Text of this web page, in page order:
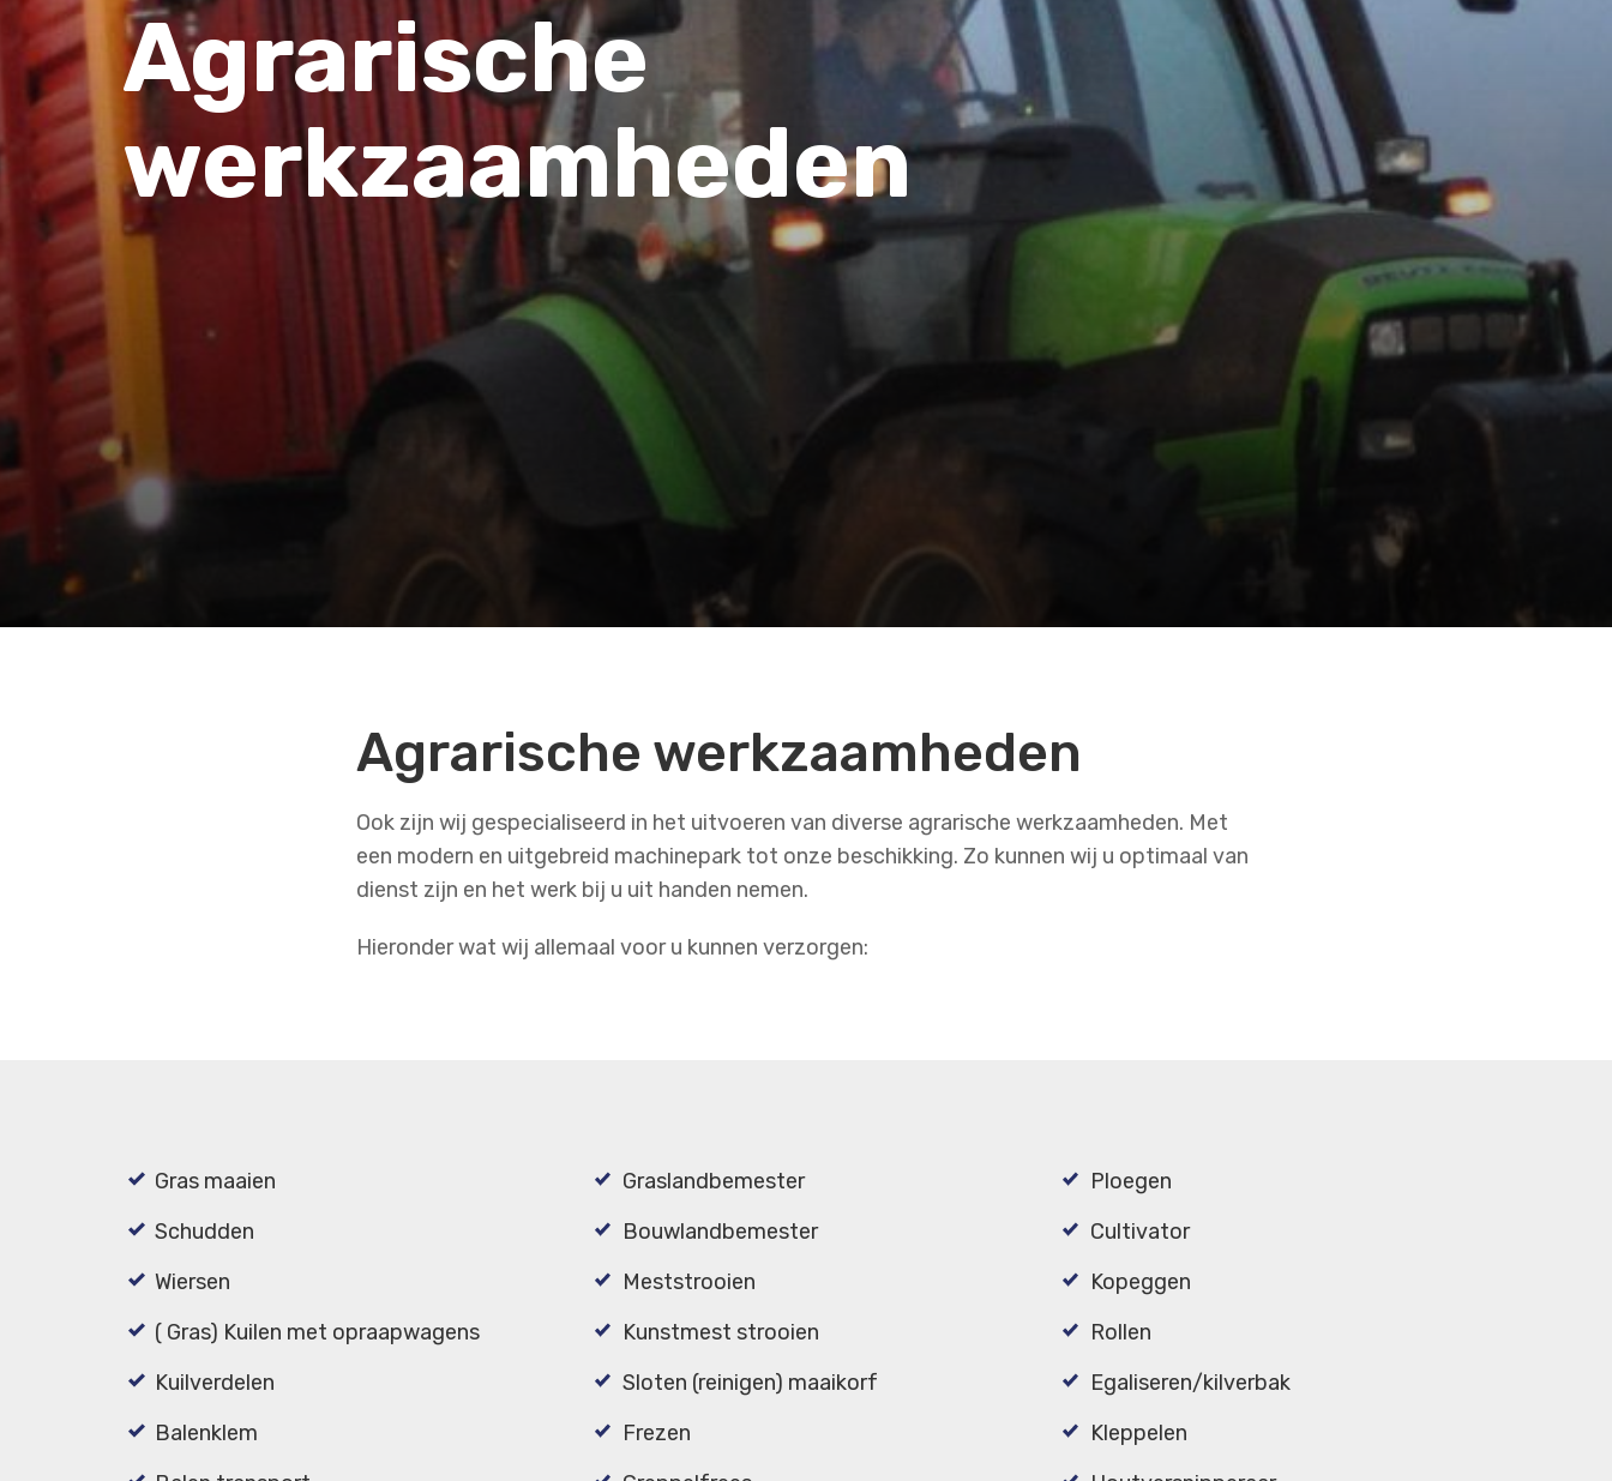
Agrarische
werkzaamheden
Agrarische werkzaamheden
Ook zijn wij gespecialiseerd in het uitvoeren van diverse agrarische werkzaamheden. Met
een modern en uitgebreid machinepark tot onze beschikking. Zo kunnen wij u optimaal van
dienst zijn en het werk bij u uit handen nemen.
Hieronder wat wij allemaal voor u kunnen verzorgen:
Gras maaien
Schudden
Wiersen
( Gras) Kuilen met opraapwagens
Kuilverdelen
Balenklem
Graslandbemester
Bouwlandbemester
Meststrooien
Kunstmest strooien
Sloten (reinigen) maaikorf
Frezen
Ploegen
Cultivator
Kopeggen
Rollen
Egaliseren/kilverbak
Kleppelen